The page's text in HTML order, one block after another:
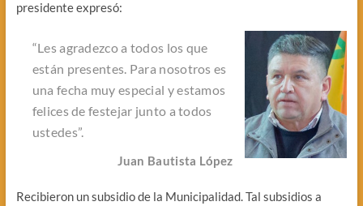
presidente expresó:
“Les agradezco a todos los que
están presentes. Para nosotros es
una fecha muy especial y estamos
felices de festejar junto a todos
ustedes”.
Juan Bautista López
Recibieron un subsidio de la Municipalidad. Tal subsidios a